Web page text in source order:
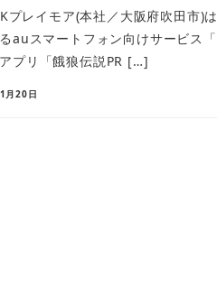
プレイモア(本社／大阪府吹田市)
auスマートフォン向けサービス
プリ「餓狼伝説PR […]
月20日